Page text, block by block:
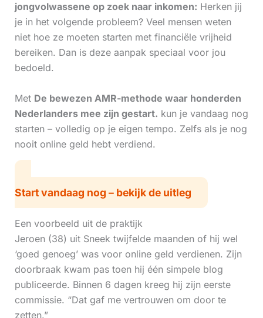
jongvolwassene op zoek naar inkomen: Herken jij
je in het volgende probleem? Veel mensen weten
niet hoe ze moeten starten met financiële vrijheid
bereiken. Dan is deze aanpak speciaal voor jou
bedoeld.
Met De bewezen AMR-methode waar honderden
Nederlanders mee zijn gestart. kun je vandaag nog
starten – volledig op je eigen tempo. Zelfs als je nog
nooit online geld hebt verdiend.
Start vandaag nog – bekijk de uitleg
Een voorbeeld uit de praktijk
Jeroen (38) uit Sneek twijfelde maanden of hij wel
‘goed genoeg’ was voor online geld verdienen. Zijn
doorbraak kwam pas toen hij één simpele blog
publiceerde. Binnen 6 dagen kreeg hij zijn eerste
commissie. “Dat gaf me vertrouwen om door te
zetten.”